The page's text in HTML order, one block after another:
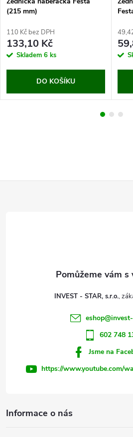
(215 mm)
110 Kč bez DPH
133,10 Kč
Skladem 6 ks
DO KOŠÍKU
Informace o nás
INVEST - STAR, s.r.o.
eshop@
602 748
Jsme na
https://www.youtube.com/